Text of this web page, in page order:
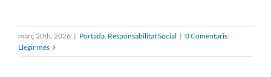
març 20th, 2026 | Portada, Responsabilitat Social | 0 Comentaris
Llegir més